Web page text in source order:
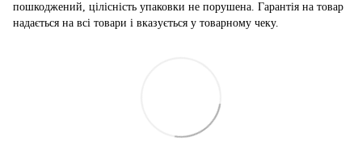
пошкоджений, цілісність упаковки не порушена. Гарантія на товар
надається на всі товари і вказується у товарному чеку.